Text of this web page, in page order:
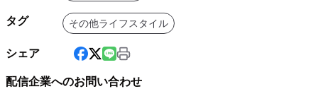
タグ その他ライフスタイル
シェア
配信企業へのお問い合わせ